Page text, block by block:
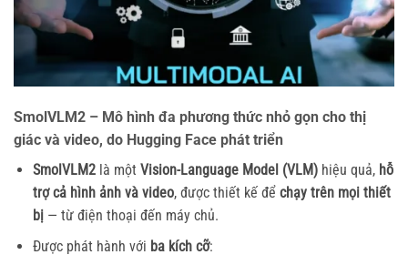
SmolVLM2 – Mô hình đa phương thức nhỏ gọn cho thị
giác và video, do Hugging Face phát triển
SmolVLM2là một Vision-Language Model (VLM)hiệu quả, hỗ
trợ cả hình ảnh và video, được thiết kế để chạy trên mọi thiết
bị— từ điện thoại đến máy chủ.
Được phát hành với ba kích cỡ: